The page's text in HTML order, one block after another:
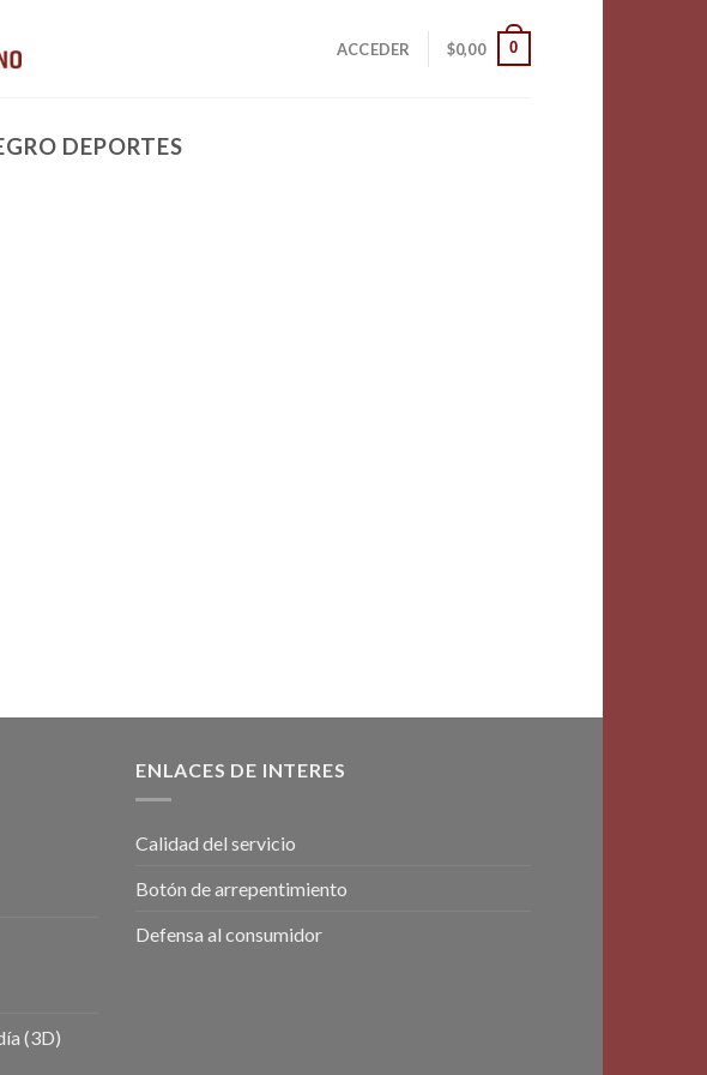
ACCEDER $0,00 0
DEPORTES
(3D)
ENLACES DE INTERES
Calidad del servicio
Botón de arrepentimiento
Defensa al consumidor